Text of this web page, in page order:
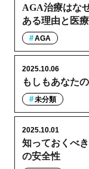
AGA治療はな
ある理由と医
AGA
もしもあなた
2025.10.06
未分類
知っておくべ
の安全性
2025.10.01